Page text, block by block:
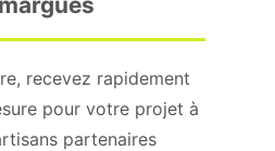
recevez rapidement
pour votre projet à
partenaires